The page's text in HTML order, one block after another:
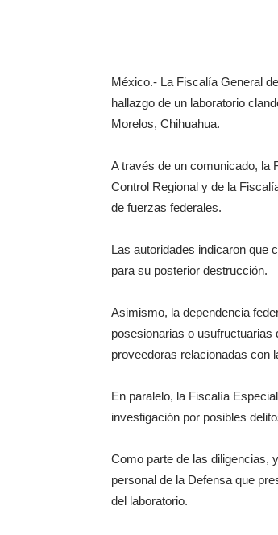
México.- La Fiscalía General
hallazgo de un laboratorio
Morelos, Chihuahua.
A través de un comunicado, la
Control Regional y de la
de fuerzas federales.
Las autoridades indicaron que
para su posterior destrucción.
Asimismo, la dependencia
posesionarias o usufructuarias
proveedoras relacionadas con
En paralelo, la Fiscalía
investigación por posibles
Como parte de las diligencias,
personal de la Defensa que
del laboratorio.